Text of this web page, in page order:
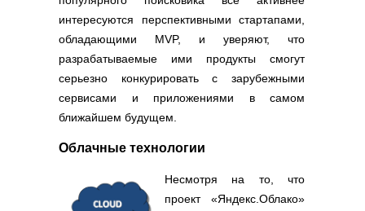
FAQ по доменам
Полезные ссылки
Словари и списки
Программы
Скрипты
интересуются перспективными стартапами,
обладающими MVP, и уверяют, что
разрабатываемые ими продукты смогут
серьезно конкурировать с зарубежными
сервисами и приложениями в самом
ближайшем будущем.
Облачные технологии
Несмотря на то, что
проект «Яндекс.Облако»